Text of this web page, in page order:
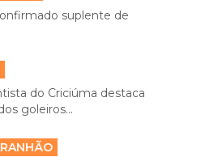
suplente de
do Criciúma destaca
goleiros...